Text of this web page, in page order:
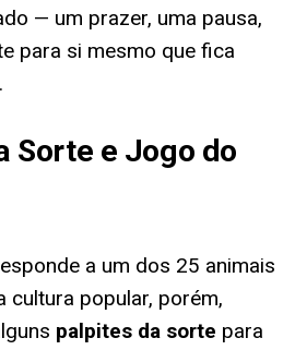
— um prazer, uma pausa,
para si mesmo que fica
Sorte e Jogo do
a um dos 25 animais
cultura popular, porém,
palpites da sorte para